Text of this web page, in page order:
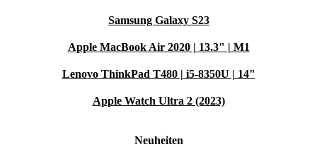
Samsung Galaxy S23
Apple MacBook Air 2020 | 13.3" | M1
Lenovo ThinkPad T480 | i5-8350U | 14"
Apple Watch Ultra 2 (2023)
Neuheiten